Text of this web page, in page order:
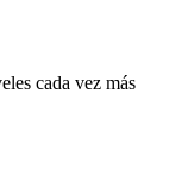
cada vez más